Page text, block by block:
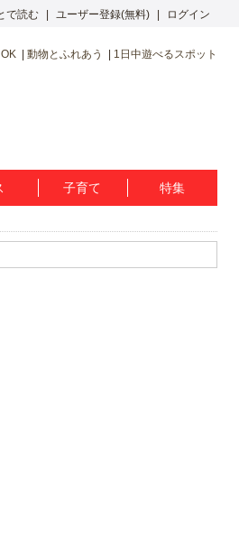
で読む ユーザー登録(無料) ログイン
動物とふれあう 1日中遊べるスポット
子育て 特集